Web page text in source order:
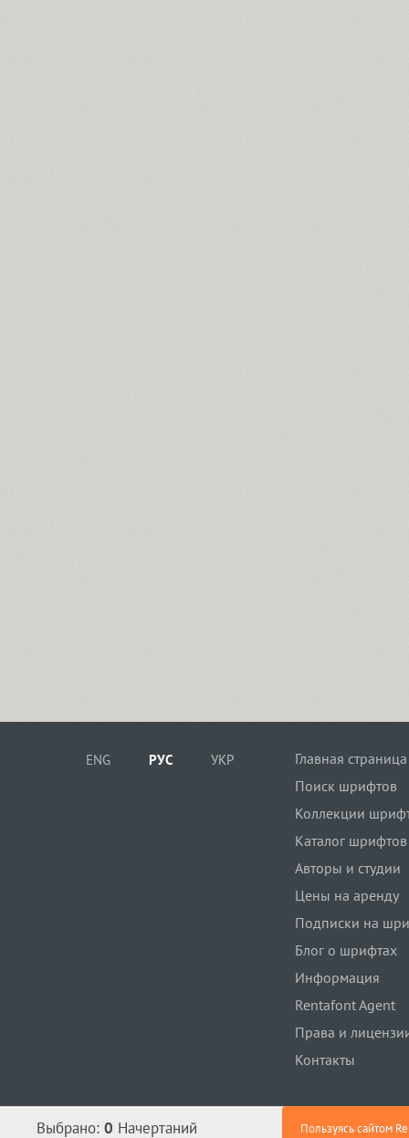
Выбрано: 0 Начертаний
ENG РУС УКР
Главная страница
Поиск шрифтов
Коллекции
Каталог шрифтов
Авторы и студии
Цены на аренду
Подписки на
Блог о шрифтах
Информация
Rentafont Agent
Права и
Контакты
Пользуясь сайтом